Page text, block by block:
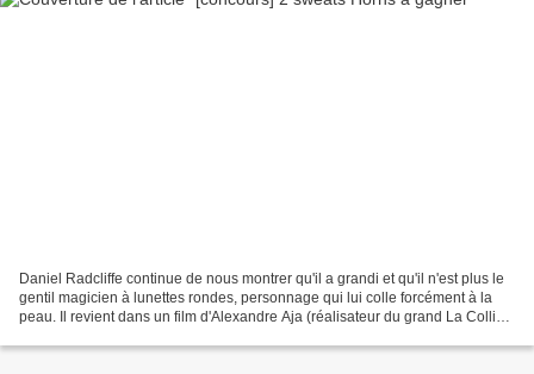
Daniel Radcliffe continue de nous montrer qu'il a grandi et qu'il n'est plus le
gentil magicien à lunettes rondes, personnage qui lui colle forcément à la
peau. Il revient dans un film d'Alexandre Aja (réalisateur du grand La Colline